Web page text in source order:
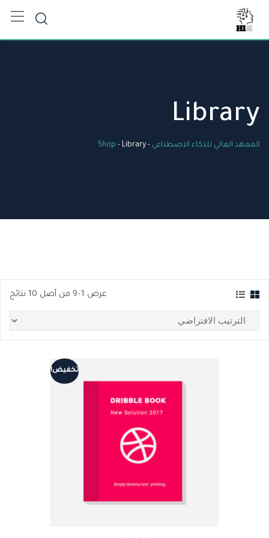
content
Library
المعهد العالي للذكاء الاصطناعي -
Shop - Library
عرض 1–9 من أصل 10 نتائج
تخفيض!